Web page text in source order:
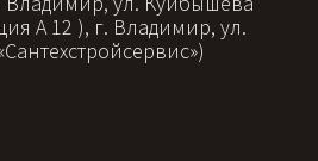
А 12 ), г. Владимир, ул.